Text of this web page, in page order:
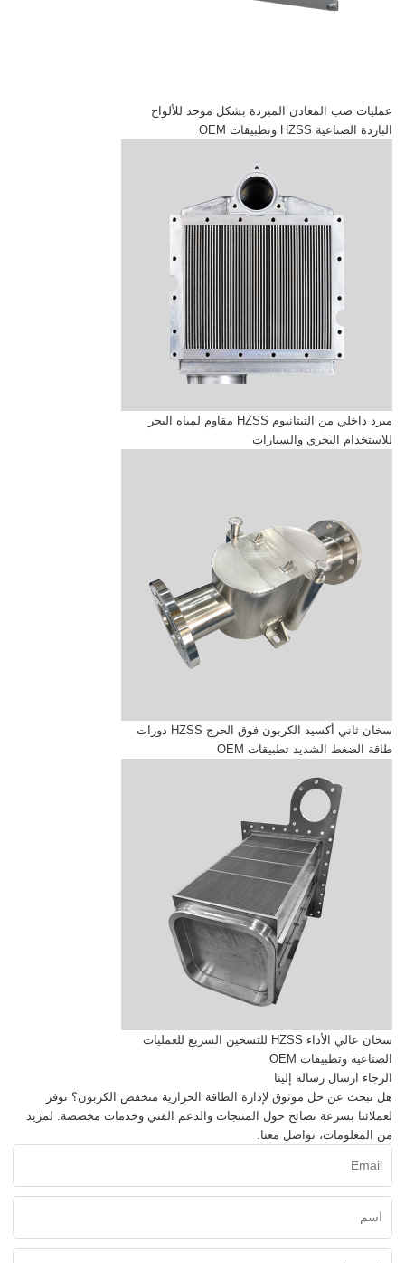
عمليات صب المعادن المبردة بشكل موحد للألواح
الباردة الصناعية HZSS وتطبيقات OEM
مبرد داخلي من التيتانيوم HZSS مقاوم لمياه البحر
للاستخدام البحري والسيارات
سخان ثاني أكسيد الكربون فوق الحرج HZSS دورات
طاقة الضغط الشديد تطبيقات OEM
سخان عالي الأداء HZSS للتسخين السريع للعمليات
الصناعية وتطبيقات OEM
الرجاء ارسال رسالة إلينا
هل تبحث عن حل موثوق لإدارة الطاقة الحرارية منخفض الكربون؟ نوفر
لعملائنا بسرعة نصائح حول المنتجات والدعم الفني وخدمات مخصصة. لمزيد
من المعلومات، تواصل معنا.